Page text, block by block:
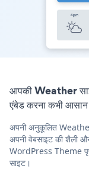
आपकी Weather
एंबेड करना कभी आसान
अपनी अनुकूलित
अपनी वेबसाइट की शैली
WordPress Theme
साइट।